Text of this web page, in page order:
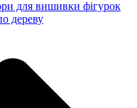
для вишивки фігурок
дереву